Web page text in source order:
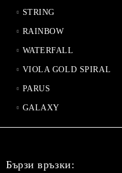
STRING
RAINBOW
WATERFALL
VIOLA GOLD SPIRAL
PARUS
GALAXY
Бързи връзки: